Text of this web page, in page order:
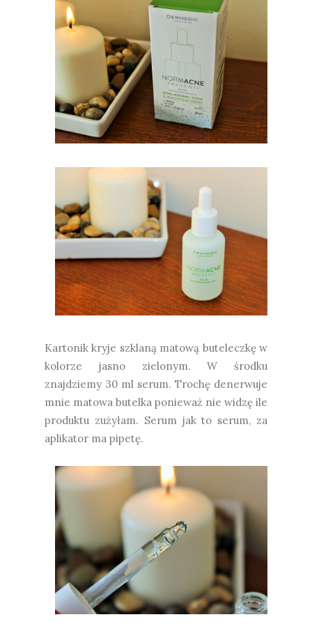
Kartonik kryje szklaną matową buteleczkę w
kolorze jasno zielonym. W środku
znajdziemy 30 ml serum. Trochę denerwuje
mnie matowa butelka ponieważ nie widzę ile
produktu zużyłam. Serum jak to serum, za
aplikator ma pipetę.